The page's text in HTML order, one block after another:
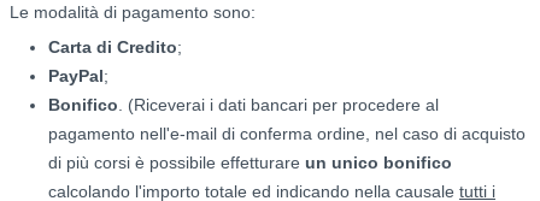
Le modalità di pagamento sono:
Carta di Credito;
PayPal;
Bonifico . (Riceverai i dati bancari per procedere al
pagamento nell'e-mail di conferma ordine, nel caso di acquisto
di più corsi è possibile effetturare un unico bonifico
calcolando l'importo totale ed indicando nella causale tutti i